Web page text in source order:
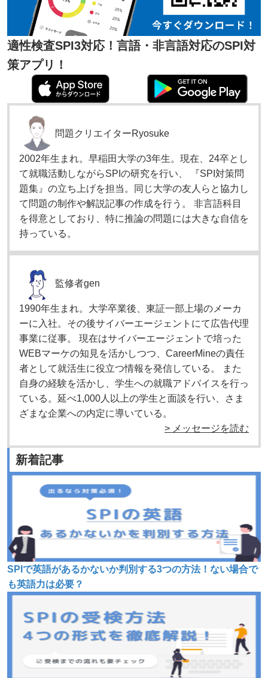
適性検査SPI3対応！言語・非言語対応のSPI対
策アプリ！
問題クリエイターRyosuke
2002年生まれ。早稲田大学の3年生。現在、24卒とし
て就職活動しながらSPIの研究を行い、 『SPI対策問
題集』の立ち上げを担当。同じ大学の友人らと協力し
て問題の制作や解説記事の作成を行う。 非言語科目
を得意としており、特に推論の問題には大きな自信を
持っている。
監修者gen
1990年生まれ。大学卒業後、東証一部上場のメーカ
ーに入社。その後サイバーエージェントにて広告代理
事業に従事。 現在はサイバーエージェントで培った
WEBマーケの知見を活かしつつ、CareerMineの責任
者として就活生に役立つ情報を発信している。 また
自身の経験を活かし、学生への就職アドバイスを行っ
ている。延べ1,000人以上の学生と面談を行い、さま
ざまな企業への内定に導いている。
> メッセージを読む
新着記事
SPIで英語があるかないか判別する3つの方法！ない場合で
も英語力は必要？